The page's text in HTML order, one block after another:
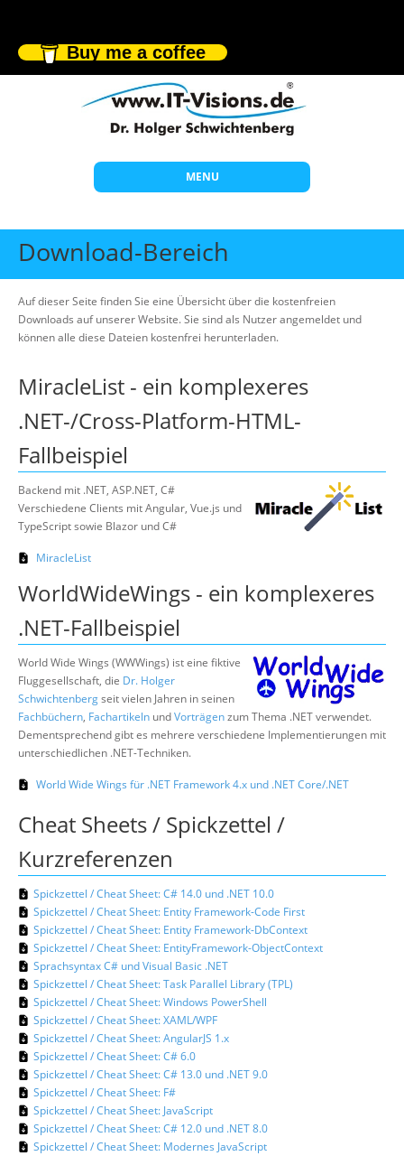
Buy me a coffee
MENU
Start
Themen
Beratung
Wissen
Über uns
Suche
Download-Bereich
Auf dieser Seite finden Sie eine Übersicht über die kostenfreien
Downloads auf unserer Website. Sie sind als Nutzer angemeldet und
können alle diese Dateien kostenfrei herunterladen.
MiracleList - ein komplexeres
.NET-/Cross-Platform-HTML-
Fallbeispiel
Backend mit .NET, ASP.NET, C#
Verschiedene Clients mit Angular, Vue.js und
TypeScript sowie Blazor und C#
MiracleList
WorldWideWings - ein komplexeres
.NET-Fallbeispiel
World Wide Wings (WWWings) ist eine fiktive
Fluggesellschaft, die Dr. Holger
Schwichtenbergseit vielen Jahren in seinen
Fachbüchern, Fachartikeln undVorträgenzum Thema .NET verwendet.
Dementsprechend gibt es mehrere verschiedene Implementierungen mit
unterschiedlichen .NET-Techniken.
World Wide Wings für .NET Framework 4.x und .NET Core/.NET
Cheat Sheets / Spickzettel /
Kurzreferenzen
Spickzettel / Cheat Sheet: C# 14.0 und .NET 10.0
Spickzettel / Cheat Sheet: Entity Framework-Code First
Spickzettel / Cheat Sheet: Entity Framework-DbContext
Spickzettel / Cheat Sheet: EntityFramework-ObjectContext
Sprachsyntax C# und Visual Basic .NET
Spickzettel / Cheat Sheet: Task Parallel Library (TPL)
Spickzettel / Cheat Sheet: Windows PowerShell
Spickzettel / Cheat Sheet: XAML/WPF
Spickzettel / Cheat Sheet: AngularJS 1.x
Spickzettel / Cheat Sheet: C# 6.0
Spickzettel / Cheat Sheet: C# 13.0 und .NET 9.0
Spickzettel / Cheat Sheet: F#
Spickzettel / Cheat Sheet: JavaScript
Spickzettel / Cheat Sheet: C# 12.0 und .NET 8.0
Spickzettel / Cheat Sheet: Modernes JavaScript